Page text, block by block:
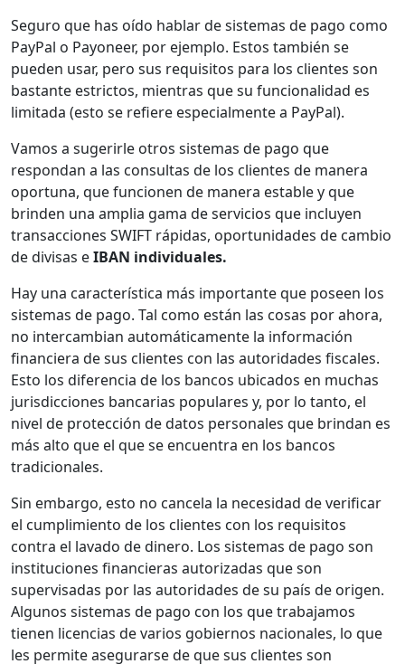
Seguro que has oído hablar de sistemas de pago como
PayPal o Payoneer, por ejemplo. Estos también se
pueden usar, pero sus requisitos para los clientes son
bastante estrictos, mientras que su funcionalidad es
limitada (esto se refiere especialmente a PayPal).
Vamos a sugerirle otros sistemas de pago que
respondan a las consultas de los clientes de manera
oportuna, que funcionen de manera estable y que
brinden una amplia gama de servicios que incluyen
transacciones SWIFT rápidas, oportunidades de cambio
de divisas eIBAN individuales.
Hay una característica más importante que poseen los
sistemas de pago. Tal como están las cosas por ahora,
no intercambian automáticamente la información
financiera de sus clientes con las autoridades fiscales.
Esto los diferencia de los bancos ubicados en muchas
jurisdicciones bancarias populares y, por lo tanto, el
nivel de protección de datos personales que brindan es
más alto que el que se encuentra en los bancos
tradicionales.
Sin embargo, esto no cancela la necesidad de verificar
el cumplimiento de los clientes con los requisitos
contra el lavado de dinero. Los sistemas de pago son
instituciones financieras autorizadas que son
supervisadas por las autoridades de su país de origen.
Algunos sistemas de pago con los que trabajamos
tienen licencias de varios gobiernos nacionales, lo que
les permite asegurarse de que sus clientes son